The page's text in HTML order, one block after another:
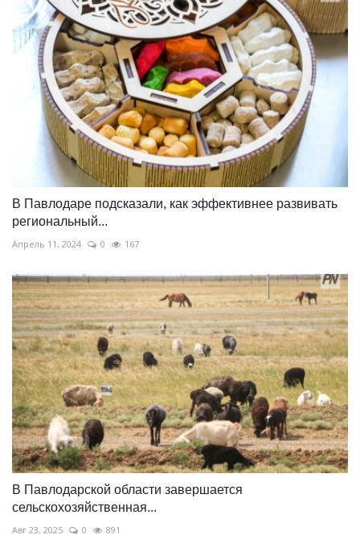
В Павлодаре подсказали, как эффективнее развивать
региональный...
Апрель 11, 2024 0 167
В Павлодарской области завершается
сельскохозяйственная...
Авг 23, 2025 0 891